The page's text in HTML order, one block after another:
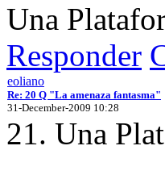
Una
Responder
eoliano
Re: 20 Q "La amenaza fantasma"
31-December-2009 10:28
21. Una